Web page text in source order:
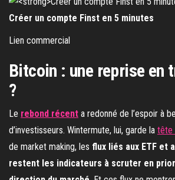
Créer un compte Finst en 5 minutes
Lien commercial
Bitcoin : une reprise en
?
Le rebond récent a redonné de l’espoir à
d’investisseurs. Wintermute, lui, garde la tête
de market making, les flux liés aux ETF et
restent les indicateurs à scruter en